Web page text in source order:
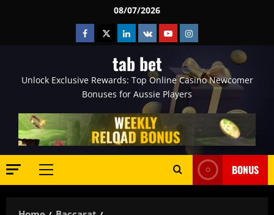
08/07/2026
Facebook
TwitterLinkedin
VK YoutubeInstagram
tab bet
Unlock Exclusive Rewards: Top Online Casino Newcomer
Bonuses for Aussie Players
Primary
BONUS